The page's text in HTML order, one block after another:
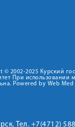
© 2002-2025 Курский
При использовании
Powered by Web Med
Тел. +7(4712)